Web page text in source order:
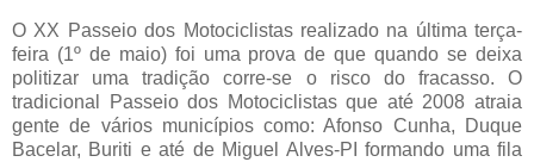
O XX Passeio dos Motociclistas realizado na última terça-
feira (1º de maio) foi uma prova de que quando se deixa
politizar uma tradição corre-se o risco do fracasso. O
tradicional Passeio dos Motociclistas que até 2008 atraia
gente de vários municípios como: Afonso Cunha, Duque
Bacelar, Buriti e até de Miguel Alves-PI formando uma fila